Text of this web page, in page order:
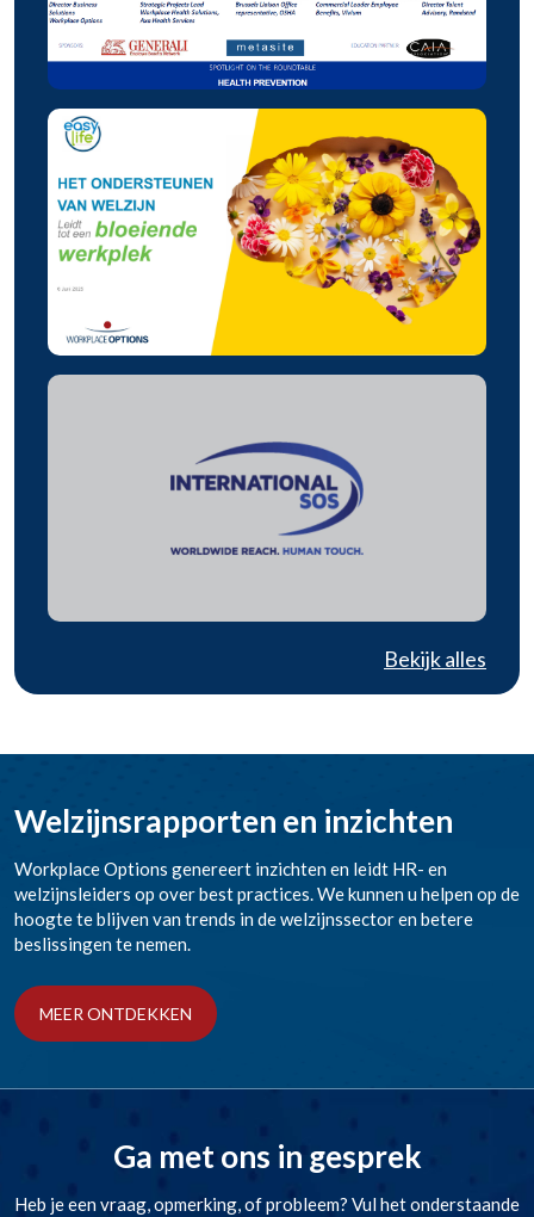
Bekijk alles
Welzijnsrapporten en inzichten
Workplace Options genereert inzichten en leidt HR- en
welzijnsleiders op over best practices. We kunnen u helpen op de
hoogte te blijven van trends in de welzijnssector en betere
beslissingen te nemen.
MEER ONTDEKKEN
Ga met ons in gesprek
Heb je een vraag, opmerking, of probleem? Vul het onderstaande